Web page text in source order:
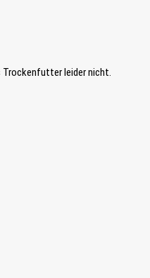
Trockenfutter leider nicht.